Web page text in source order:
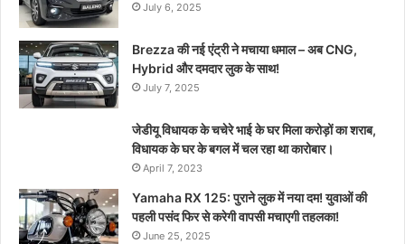
July 6, 2025
Brezza की नई एंट्री ने मचाया धमाल – अब CNG,
Hybrid और दमदार लुक के साथ!
July 7, 2025
जेडीयू विधायक के चचेरे भाई के घर मिला करोड़ों का शराब,
विधायक के घर के बगल में चल रहा था कारोबार।
April 7, 2023
Yamaha RX 125: पुराने लुक में नया दम! युवाओं की
पहली पसंद फिर से करेगी वापसी मचाएगी तहलका!
June 25, 2025